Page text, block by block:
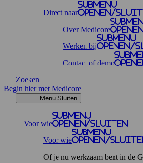
Direct naar
Submenu
openen/
Over Medicore
Werken bij
Submenu
openen/
Contact of demo
Zoeken
Begin hier met Medicore
Menu Sluiten
Voor wie
Submenu
openen/sluiten
Voor wie
Submenu
openen/
Of je nu werkzaam bent in de